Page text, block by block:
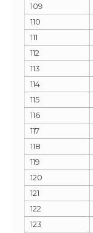
109
110
111
112
113
114
115
116
117
118
119
120
121
122
123